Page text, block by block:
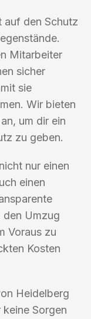
auf den Schutz
Mitarbeiter
sicher
sie
Wir bieten
um dir ein
zu geben.
nur einen
einen
den Umzug
Voraus zu
Kosten
Heidelberg
Sorgen